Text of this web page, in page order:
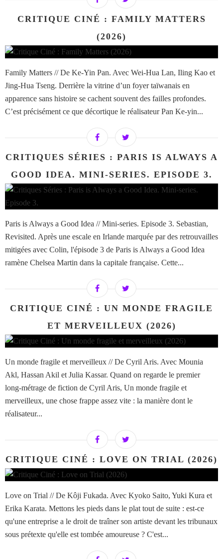
CRITIQUE CINÉ : FAMILY MATTERS
(2026)
Family Matters // De Ke-Yin Pan. Avec Wei-Hua Lan, Iling Kao et
Jing-Hua Tseng. Derrière la vitrine d’un foyer taïwanais en
apparence sans histoire se cachent souvent des failles profondes.
C’est précisément ce que décortique le réalisateur Pan Ke-yin...
CRITIQUES SÉRIES : PARIS IS ALWAYS A
GOOD IDEA. MINI-SERIES. EPISODE 3.
Paris is Always a Good Idea // Mini-series. Episode 3. Sebastian,
Revisited. Après une escale en Irlande marquée par des retrouvailles
mitigées avec Colin, l'épisode 3 de Paris is Always a Good Idea
ramène Chelsea Martin dans la capitale française. Cette...
CRITIQUE CINÉ : UN MONDE FRAGILE
ET MERVEILLEUX (2026)
Un monde fragile et merveilleux // De Cyril Aris. Avec Mounia
Akl, Hassan Akil et Julia Kassar. Quand on regarde le premier
long-métrage de fiction de Cyril Aris, Un monde fragile et
merveilleux, une chose frappe assez vite : la manière dont le
réalisateur...
CRITIQUE CINÉ : LOVE ON TRIAL (2026)
Love on Trial // De Kôji Fukada. Avec Kyoko Saito, Yuki Kura et
Erika Karata. Mettons les pieds dans le plat tout de suite : est-ce
qu'une entreprise a le droit de traîner son artiste devant les tribunaux
sous prétexte qu'elle est tombée amoureuse ? C'est...